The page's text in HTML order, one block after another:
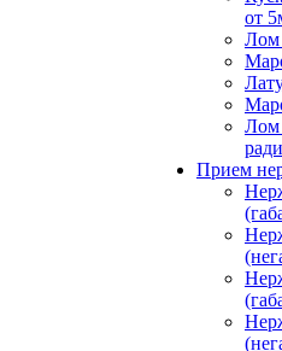
от
Лом
Лом
Прием